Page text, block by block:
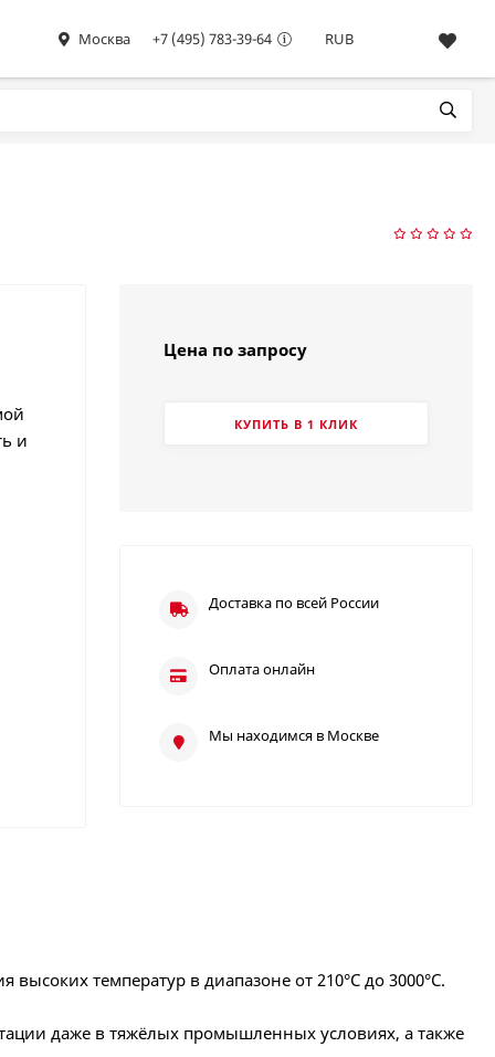
Москва +7 (495) 783-39-64 RUB
и
Цена по запросу
КУПИТЬ В 1 КЛИК
Доставка по всей России
Оплата онлайн
Мы находимся в Москве
температур в диапазоне от 210°C до 3000°C.
даже в тяжёлых промышленных условиях, а также